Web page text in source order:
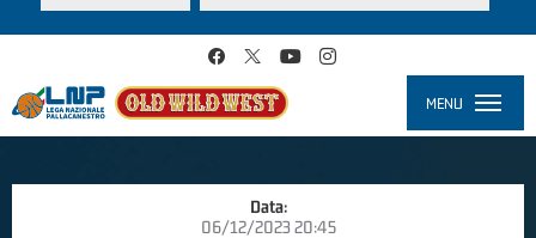
MENU
Data:
06/12/2023 20:45